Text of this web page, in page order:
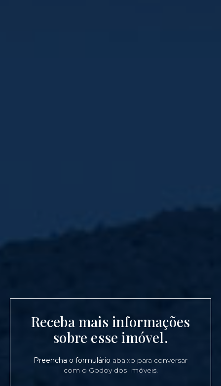
Receba mais informações
sobre esse imóvel.
Preencha o formulário abaixo para conversar
com o Godoy dos Imóveis.